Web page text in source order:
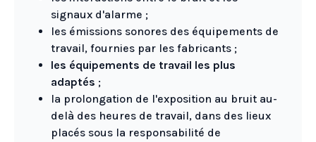
signaux d'alarme ;
les émissions sonores des équipements de
travail, fournies par les fabricants ;
les équipements de travail les plus
adaptés ;
la prolongation de l'exposition au bruit au-
delà des heures de travail, dans des lieux
placés sous la responsabilité de